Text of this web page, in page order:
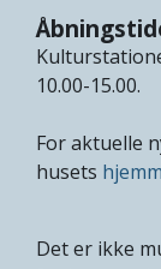
10.00-15.00.
For aktuelle
husets
Det er ikke